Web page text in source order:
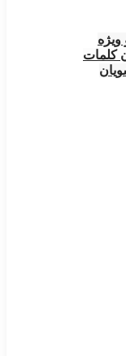
ویژه
کلمات